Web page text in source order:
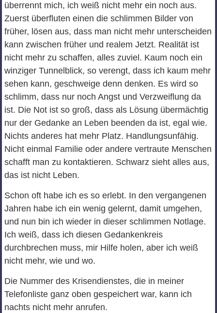
überrennt mich, ich weiß nicht mehr ein noch aus.
Zuerst überfluten einen die schlimmen Bilder von
früher, lösen aus, dass man nicht mehr unterscheiden
kann zwischen früher und realem Jetzt. Realität ist
nicht mehr zu schaffen, alles zuviel. Kaum noch ein
winziger Tunnelblick, so verengt, dass ich kaum mehr
sehen kann, geschweige denn denken. Es wird so
schlimm, dass nur noch Angst und Verzweiflung da
ist. Die Not ist so groß, dass als Lösung übermächtig
nur der Gedanke an Leben beenden da ist, egal wie.
Nichts anderes hat mehr Platz. Handlungsunfähig.
Nicht einmal Familie oder andere vertraute Menschen
schafft man zu kontaktieren. Schwarz sieht alles aus,
das ist nicht Leben.
Schon oft habe ich es so erlebt. In den vergangenen
Jahren habe ich ein wenig gelernt, damit umgehen,
und nun bin ich wieder in dieser schlimmen Notlage.
Ich weiß, dass ich diesen Gedankenkreis
durchbrechen muss, mir Hilfe holen, aber ich weiß
nicht mehr, wie und wo.
Die Nummer des Krisendienstes, die in meiner
Telefonliste ganz oben gespeichert war, kann ich
nachts nicht mehr anrufen.